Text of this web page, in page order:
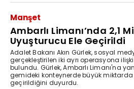
Manşet
Ambarlı Limanı’nda 2,1
Uyuşturucu Ele Geçirildi
Adalet Bakanı Akın Gürlek, sosyal
gerçekleştirilen iki ayrı operasyona
bulundu. Gürlek, Ambarlı Limanı'na
gemideki konteynerde büyük
geçirildiğini duyurdu.